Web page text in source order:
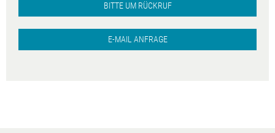
BITTE UM RÜCKRUF
E-MAIL ANFRAGE